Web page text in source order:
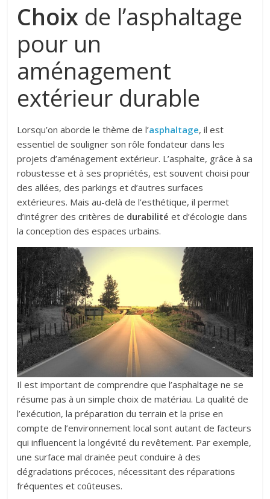
Choix de l’asphaltage
pour un
aménagement
extérieur durable
Lorsqu’on aborde le thème de l’asphaltage, il est
essentiel de souligner son rôle fondateur dans les
projets d’aménagement extérieur. L’asphalte, grâce à sa
robustesse et à ses propriétés, est souvent choisi pour
des allées, des parkings et d’autres surfaces
extérieures. Mais au-delà de l’esthétique, il permet
d’intégrer des critères de durabilité et d’écologie dans
la conception des espaces urbains.
Il est important de comprendre que l’asphaltage ne se
résume pas à un simple choix de matériau. La qualité de
l’exécution, la préparation du terrain et la prise en
compte de l’environnement local sont autant de facteurs
qui influencent la longévité du revêtement. Par exemple,
une surface mal drainée peut conduire à des
dégradations précoces, nécessitant des réparations
fréquentes et coûteuses.